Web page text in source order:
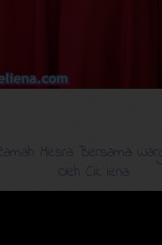
Mesra Bersama
Oleh Cik iena